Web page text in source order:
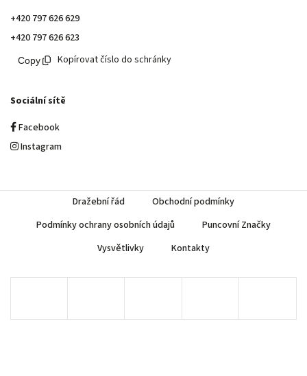
+420 797 626 629
+420 797 626 623
Kopírovat číslo do schránky
Sociální sítě
Facebook
Instagram
Dražební řád
Obchodní podmínky
Podmínky ochrany osobních údajů
Puncovní Značky
Vysvětlivky
Kontakty